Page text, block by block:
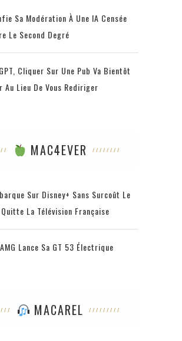
Sa Modération À Une IA Censée
Le Second Degré
Cliquer Sur Une Pub Va Bientôt
Au Lieu De Vous Rediriger
MAC4EVER
Sur Disney+ Sans Surcoût Le
La Télévision Française
Lance Sa GT 53 Électrique
MACAREL